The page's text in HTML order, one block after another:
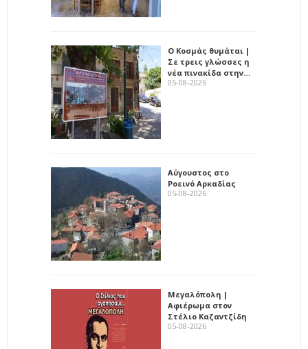
Ο Κοσμάς θυμάται |
Σε τρεις γλώσσες η
νέα πινακίδα στην…
05-08-2026
Αύγουστος στο
Ροεινό Αρκαδίας
05-08-2026
Μεγαλόπολη |
Αφιέρωμα στον
Στέλιο Καζαντζίδη
05-08-2026